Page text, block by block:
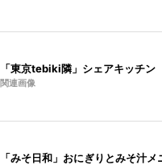
「東京tebiki隣」シェアキッチン
関連画像
「みそ日和」おにぎりとみそ汁メ